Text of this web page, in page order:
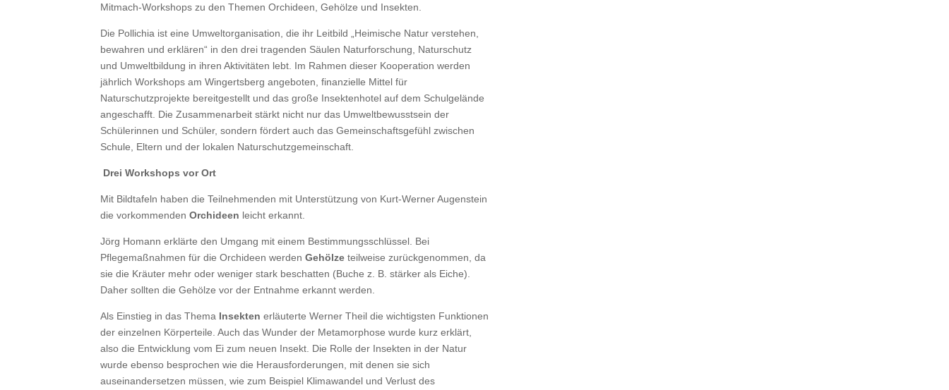
Mitmach‑Workshops zu den Themen Orchideen, Gehölze und Insekten.
Die Pollichia ist eine Umweltorganisation, die ihr Leitbild „Heimische Natur verstehen,
bewahren und erklären“ in den drei tragenden Säulen Naturforschung, Naturschutz
und Umweltbildung in ihren Aktivitäten lebt. Im Rahmen dieser Kooperation werden
jährlich Workshops am Wingertsberg angeboten, finanzielle Mittel für
Naturschutzprojekte bereitgestellt und das große Insektenhotel auf dem Schulgelände
angeschafft. Die Zusammenarbeit stärkt nicht nur das Umweltbewusstsein der
Schülerinnen und Schüler, sondern fördert auch das Gemeinschaftsgefühl zwischen
Schule, Eltern und der lokalen Naturschutzgemeinschaft.
Drei Workshops vor Ort
Mit Bildtafeln haben die Teilnehmenden mit Unterstützung von Kurt-Werner Augenstein
die vorkommenden Orchideen leicht erkannt.
Jörg Homann erklärte den Umgang mit einem Bestimmungsschlüssel. Bei
Pflegemaßnahmen für die Orchideen werden Gehölze teilweise zurückgenommen, da
sie die Kräuter mehr oder weniger stark beschatten (Buche z. B. stärker als Eiche).
Daher sollten die Gehölze vor der Entnahme erkannt werden.
Als Einstieg in das Thema Insekten erläuterte Werner Theil die wichtigsten Funktionen
der einzelnen Körperteile. Auch das Wunder der Metamorphose wurde kurz erklärt,
also die Entwicklung vom Ei zum neuen Insekt. Die Rolle der Insekten in der Natur
wurde ebenso besprochen wie die Herausforderungen, mit denen sie sich
auseinandersetzen müssen, wie zum Beispiel Klimawandel und Verlust des